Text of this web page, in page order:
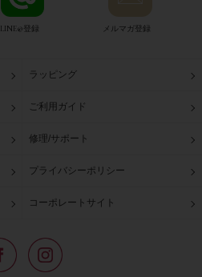
LINE@登録 メルマガ登録
ラッピング
ご利用ガイド
修理/サポート
プライバシーポリシー
コーポレートサイト